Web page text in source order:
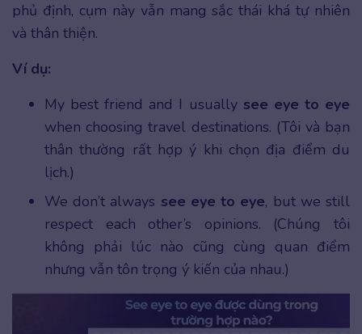
phủ định, cụm này vẫn mang sắc thái khá tự nhiên
và thân thiện.
Ví dụ:
My best friend and I usually see eye to eye
when choosing travel destinations. (Tôi và bạn
thân thường rất hợp ý khi chọn địa điểm du
lịch.)
We don’t always see eye to eye, but we still
respect each other’s opinions. (Chúng tôi
không phải lúc nào cũng cùng quan điểm
nhưng vẫn tôn trọng ý kiến của nhau.)